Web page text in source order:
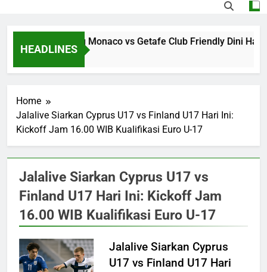
HEADLINES
Jalalive Streaming Monaco vs Getafe Club Friendly Dini
14 Hours Ago
Home
Jalalive Siarkan Cyprus U17 vs Finland U17 Hari Ini:
Kickoff Jam 16.00 WIB Kualifikasi Euro U-17
Jalalive Siarkan Cyprus U17 vs
Finland U17 Hari Ini: Kickoff Jam
16.00 WIB Kualifikasi Euro U-17
Jalalive Siarkan Cyprus
U17 vs Finland U17 Hari